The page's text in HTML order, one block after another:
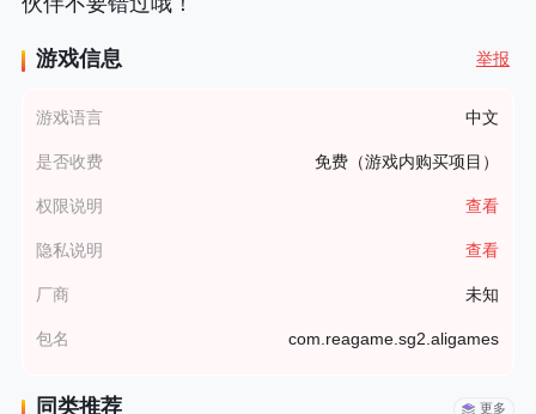
游戏信息 举报
游戏语言 中文
是否收费 免费（游戏内购买项目）
权限说明 查看
隐私说明 查看
厂商 未知
包名 com.reagame.sg2.aligames
同类推荐 更多